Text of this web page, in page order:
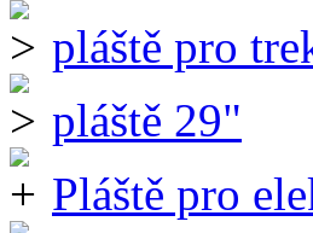
pláště pro
pláště 29"
Pláště pro